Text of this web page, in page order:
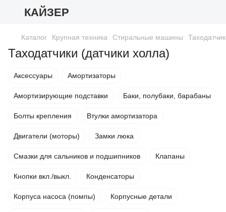
КАЙЗЕР
Каталог Крупная техника Стиральные машины
Таходатчики (датчики холла)
Аксессуары Амортизаторы
Амортизирующие подставки Баки, полубаки, барабаны
Болты крепления Втулки амортизатора
Двигатели (моторы) Замки люка
Смазки для сальников и подшипников Клапаны
Кнопки вкл./выкл. Конденсаторы
Корпуса насоса (помпы) Корпусные детали